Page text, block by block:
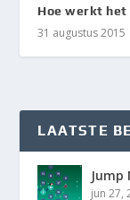
Hoe werkt
31 augustus 2015
LAATSTE
jun 27,